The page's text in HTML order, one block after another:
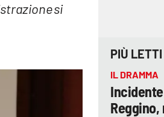
si
PIÙ LETTI
IL DRAMMA
Reggino,